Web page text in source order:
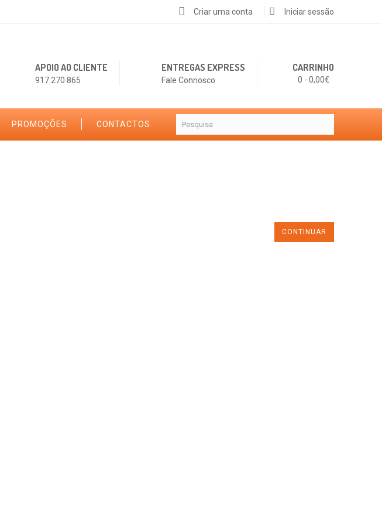
Criar uma conta Iniciar sessão
CARRINHO
0 - 0,00€
APOIO AO CLIENTE
917 270 865
ENTREGAS EXPRESS
Fale Connosco
PROMOÇÕES CONTACTOS
CONTINUAR